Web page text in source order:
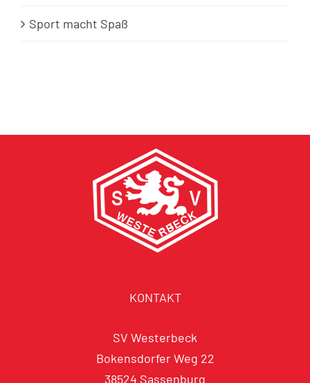
Sport macht Spaß
KONTAKT
SV Westerbeck
Bokensdorfer Weg 22
38524 Sassenburg